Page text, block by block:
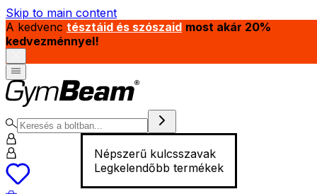
Skip to main content
A kedvenc tésztáid és szószaid most akár 20%
kedvezménnyel!
Népszerű kulcsszavak
Legkelendőbb termékek